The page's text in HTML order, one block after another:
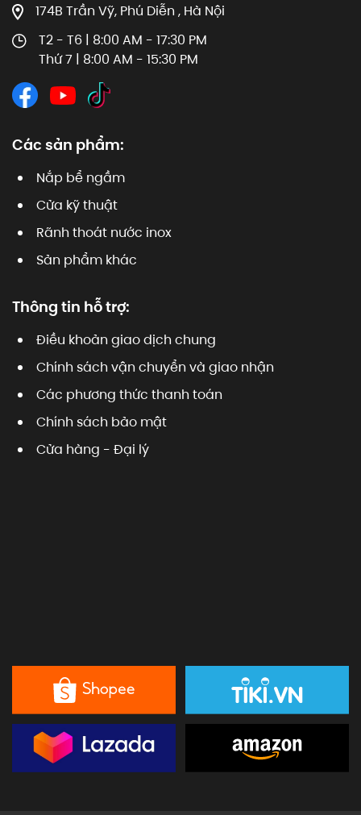
174B Trần Vỹ, Phú Diễn , Hà Nội
T2 - T6 | 8:00 AM - 17:30 PM
Thứ 7 | 8:00 AM - 15:30 PM
Các sản phẩm:
Nắp bể ngầm
Cửa kỹ thuật
Rãnh thoát nước inox
Sản phẩm khác
Thông tin hỗ trợ:
Điều khoản giao dịch chung
Chính sách vận chuyển và giao nhận
Các phương thức thanh toán
Chính sách bảo mật
Cửa hàng - Đại lý